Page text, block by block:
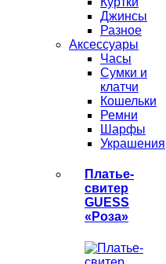
Джинсы
Разное
Аксессуары
Часы
Сумки и
клатчи
Кошельки
Ремни
Шарфы
Украшения
Платье-
свитер
GUESS
«Роза»